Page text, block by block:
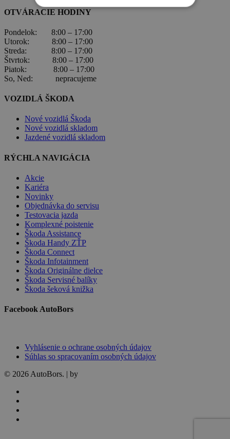
OTVÁRACIE HODINY
Pondelok: 8:00 – 17:00
Utorok: 8:00 – 17:00
Streda: 8:00 – 17:00
Štvrtok: 8:00 – 17:00
Piatok: 8:00 – 17:00
So, Ned: nepracujeme
VOZIDLÁ ŠKODA
Nové vozidlá Škoda
Nové vozidlá skladom
Jazdené vozidlá skladom
RÝCHLA NAVIGÁCIA
Akcie
Kariéra
Novinky
Objednávka do servisu
Testovacia jazda
Komplexné poistenie
Škoda Assistance
Škoda Handy ZŤP
Škoda Connect
Škoda Infotainment
Škoda Originálne dielce
Škoda Servisné balíky
Škoda šeková knižka
Facebook AutoBors
Vyhlásenie o ochrane osobných údajov
Súhlas so spracovaním osobných údajov
© 2026 AutoBors. | by